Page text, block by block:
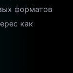
форматов
как